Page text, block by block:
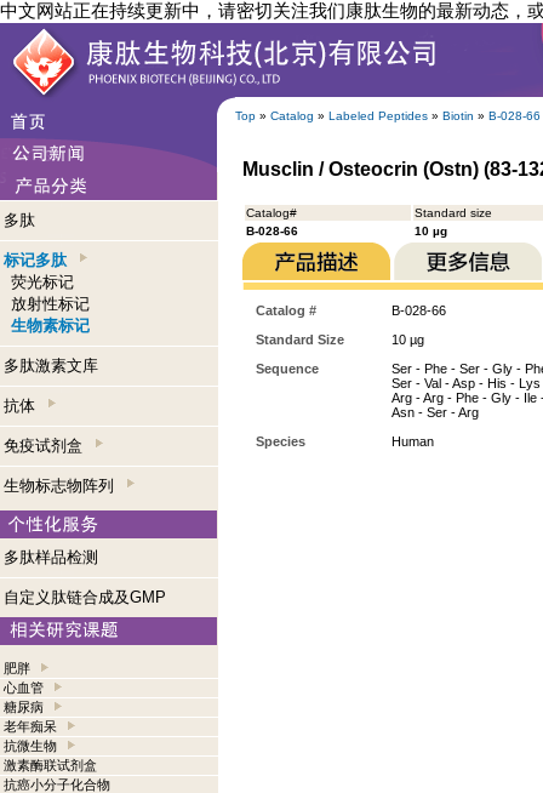
中文网站正在持续更新中，请密切关注我们康肽生物的最新动态，
Top » Catalog » Labeled Peptides » Biotin » B-028-66
多肽
标记多肽
荧光标记
放射性标记
生物素标记
多肽激素文库
抗体
免疫试剂盒
生物标志物阵列
多肽样品检测
自定义肽链合成及GMP
肥胖
心血管
糖尿病
老年痴呆
抗微生物
激素酶联试剂盒
抗癌小分子化合物
Musclin / Osteocrin (Ostn) (83-
Catalog#
Standard size
B-028-66
10 µg
Catalog #
B-028-66
Standard Size
10 µg
Sequence
Ser - Phe - Ser - Gly -
Ser - Val - Asp - His -
Arg - Arg - Phe - Gly - Ile
Asn - Ser - Arg
Species
Human